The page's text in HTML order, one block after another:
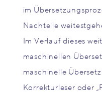
im
Nachteile
Im Verlauf dieses
maschinellen
maschinelle
Korrekturleser oder